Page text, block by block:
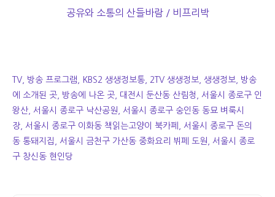
공유와 소통의 산들바람 / 비프리박
TV, 방송 프로그램, KBS2 생생정보통, 2TV 생생정보, 생생정보, 방송
에 소개된 곳, 방송에 나온 곳, 대전시 둔산동 산림청, 서울시 종로구 인
왕산, 서울시 종로구 낙산공원, 서울시 종로구 숭인동 동묘 벼룩시
장, 서울시 종로구 이화동 책읽는고양이 북카페, 서울시 종로구 돈의
동 통돼지집, 서울시 금천구 가산동 중화요리 뷔페 도원, 서울시 종로
구 창신동 현인당